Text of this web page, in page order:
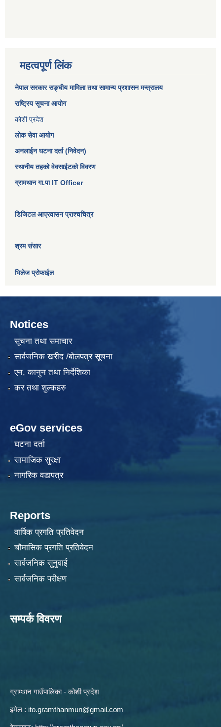
महत्वपूर्ण लिंक
नेपाल सरकारसङ्घीय मामिला तथा सामान्य प्रशासन मन्त्रालय
राष्ट्रिय सूचना आयोग
कोशी प्रदेश
लोक सेवा आयोग
अनलाईन घटना दर्ता (निवेदन)
स्थानीय तहको वेवसाईटको विवरण
ग्रामथान गा.पा IT Officer
डिजिटल आप्रवासन प्राश्चचित्र
श्रम संसार
भिलेज प्रोफाईल
Notices
सूचना तथा समाचार
सार्वजनिक खरीद /बोलपत्र सूचना
एन, कानुन तथा निर्देशिका
कर तथा शुल्कहरु
eGov services
घटना दर्ता
सामाजिक सुरक्षा
नागरिक वडापत्र
Reports
वार्षिक प्रगति प्रतिवेदन
चौमासिक प्रगति प्रतिवेदन
सार्वजनिक सुनुवाई
सार्वजनिक परीक्षण
सम्पर्क विवरण
ग्राम्थान गाउँपालिका - कोशी प्रदेश
इमेल : ito.gramthanmun@gmail.com